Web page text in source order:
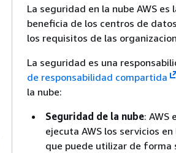
La seguridad en la nube AWS
beneficia de los centros de
los requisitos de las
La seguridad es una
de responsabilidad compartida
la nube:
Seguridad de la nube: AWS
ejecuta AWS los servicios
que puede utilizar de forma